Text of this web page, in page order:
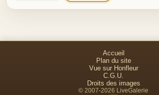
Accueil
Plan du site
Vue sur Honfleur
C.G.U.
Droits des images
© 2007-2026 LiveGalerie